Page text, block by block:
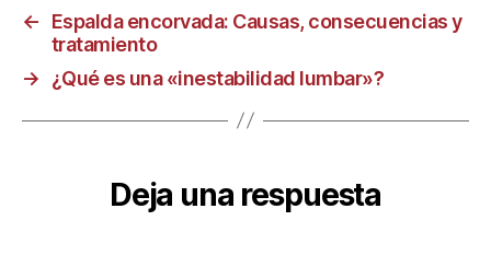
←
Espalda encorvada: Causas, consecuencias y
tratamiento
→
¿Qué es una «inestabilidad lumbar»?
Deja una respuesta